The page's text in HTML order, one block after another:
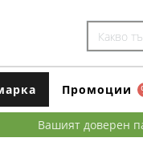
Промоции
Вашият доверен